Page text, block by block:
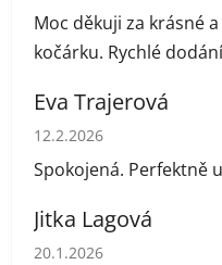
Moc děkuji za krásné
kočárku. Rychlé
Eva Trajerová
Hodnocení obchodu je
12.2.2026
Spokojená. Perfektně
Jitka Lagová
Hodnocení obchodu je
20.1.2026